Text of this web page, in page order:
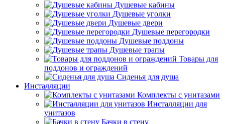
Душевые кабины
Душевые уголки
Душевые двери
Душевые перегородки
Душевые поддоны
Душевые трапы
Товары для
поддонов и ограждений
Сиденья для душа
Инсталляции
Комплекты с унитазами
Инсталляции для
унитазов
Бачки в стену